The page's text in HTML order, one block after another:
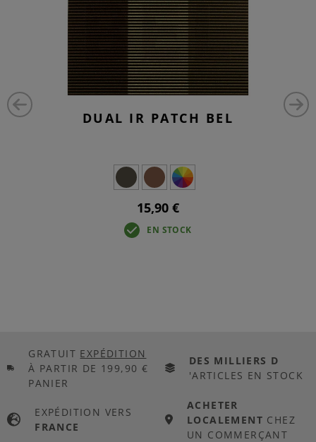
DUAL IR PATCH BEL
15,90 €
EN STOCK
GRATUIT EXPÉDITION
À PARTIR DE 199,90 €
PANIER
DES MILLIERS D
'ARTICLES EN STOCK
EXPÉDITION VERS
FRANCE
ACHETER
LOCALEMENT CHEZ
UN COMMERÇANT